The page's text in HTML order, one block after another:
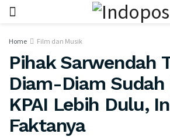
Home Film dan Musik
Pihak Sarwendah
Diam-Diam Sudah
KPAI Lebih Dulu,
Faktanya